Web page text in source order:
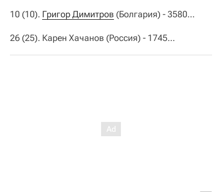
10 (10). Григор Димитров (Болгария) - 3580...
26 (25). Карен Хачанов (Россия) - 1745…